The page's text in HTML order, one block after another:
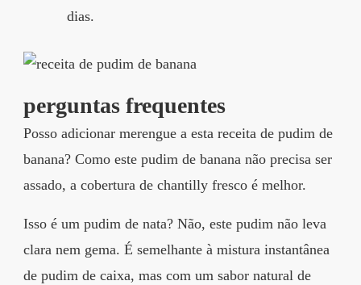
dias.
perguntas frequentes
Posso adicionar merengue a esta receita de pudim de
banana? Como este pudim de banana não precisa ser
assado, a cobertura de chantilly fresco é melhor.
Isso é um pudim de nata? Não, este pudim não leva
clara nem gema. É semelhante à mistura instantânea
de pudim de caixa, mas com um sabor natural de